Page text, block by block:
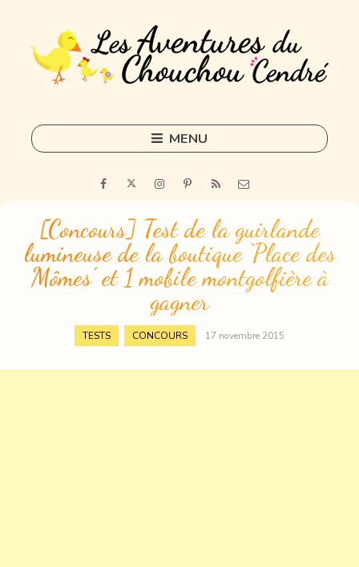
MENU
to
content
Home
Freelance
Sorties
[Concours] Test de la guirlande
lumineuse de la boutique ‘Place des
Mômes’ et 1 mobile montgolfière à
gagner
TESTS CONCOURS 17 novembre 2015